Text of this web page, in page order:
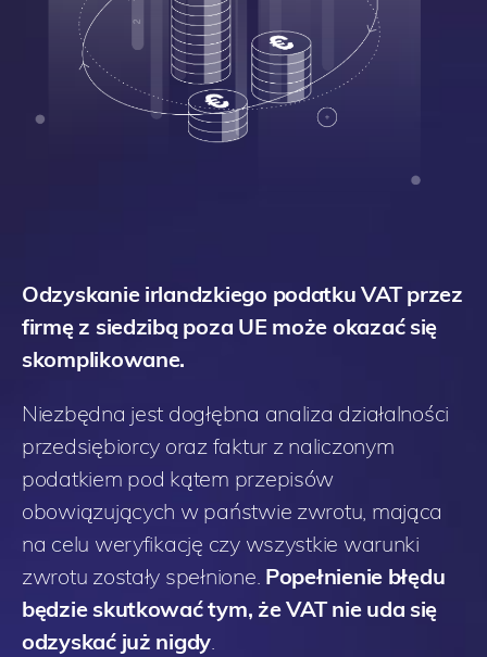
Odzyskanie irlandzkiego podatku VAT przez
firmę z siedzibą poza UE może okazać się
skomplikowane.
Niezbędna jest dogłębna analiza działalności
przedsiębiorcy oraz faktur z naliczonym
podatkiem pod kątem przepisów
obowiązujących w państwie zwrotu, mająca
na celu weryfikację czy wszystkie warunki
zwrotu zostały spełnione. Popełnienie błędu
będzie skutkować tym, że VAT nie uda się
odzyskać już nigdy.